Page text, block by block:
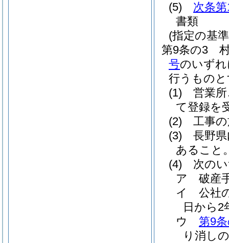
(5)
次条
書類
(指定の基
第9条の3
号のいず
行うもの
(1)
営業
て登録を
(2)
工事
(3)
長野
あること
(4)
次の
ア
破産
イ
公社
日から2
ウ
第9
り消し